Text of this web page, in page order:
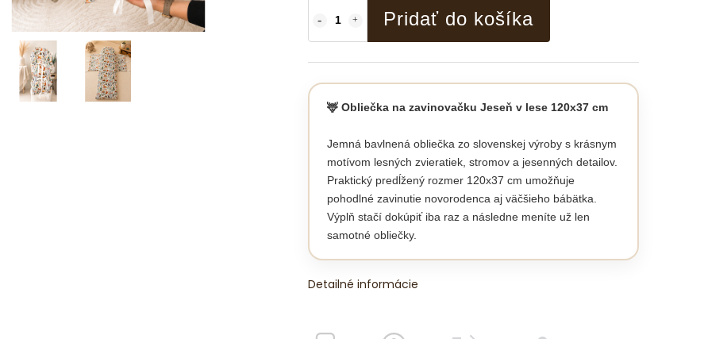
Pridať do košíka
🦌 Obliečka na zavinovačku Jeseň v lese 120x37 cm
Jemná bavlnená obliečka zo slovenskej výroby s krásnym
motívom lesných zvieratiek, stromov a jesenných detailov.
Praktický predĺžený rozmer 120x37 cm umožňuje
pohodlné zavinutie novorodenca aj väčšieho bábätka.
Výplň stačí dokúpiť iba raz a následne meníte už len
samotné obliečky.
Detailné informácie